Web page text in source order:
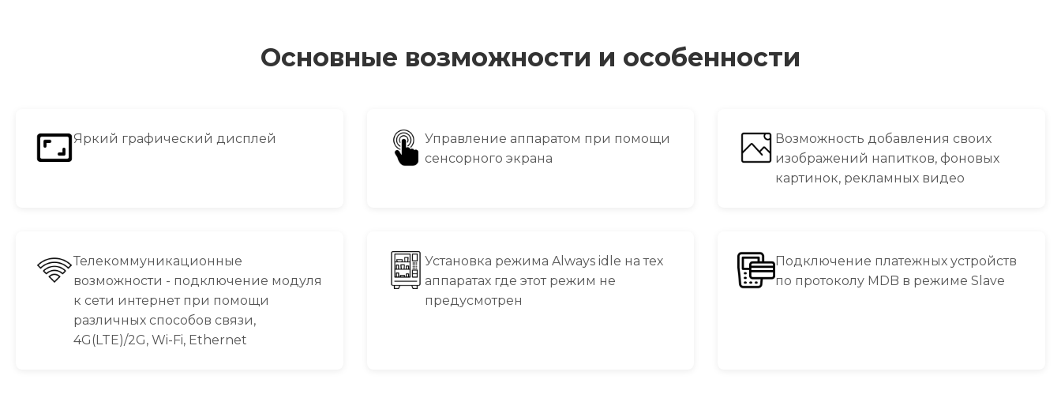
Основные возможности и особенности
Яркий графический дисплей
Управление аппаратом при помощи
сенсорного экрана
Возможность добавления своих
изображений напитков, фоновых
картинок, рекламных видео
Телекоммуникационные
возможности - подключение модуля
к сети интернет при помощи
различных способов связи,
4G(LTE)/2G, Wi-Fi, Ethernet
Установка режима Always idle на тех
аппаратах где этот режим не
предусмотрен
Подключение платежных устройств
по протоколу MDB в режиме Slave